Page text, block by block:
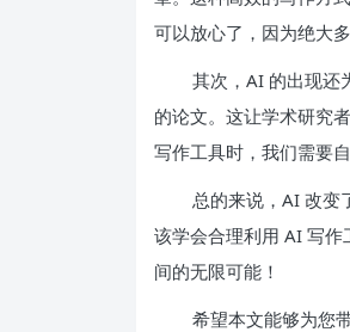
可以放心了，因为绝大
其次，AI 的出现还
的论文。这让学术研究
写作工具时，我们需要
总的来说，AI 改变
该学会合理利用 AI 写
间的无限可能！
希望本文能够为您